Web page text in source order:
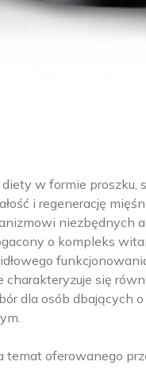
w formie
i regenerację
niezbędnych
o kompleks
charakteryzuje się
dla osób
temat oferowanego